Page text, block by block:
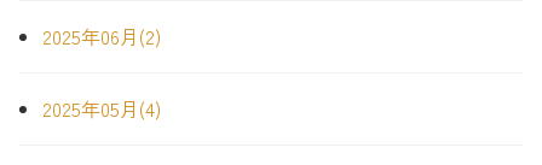
2025年06月(2)
2025年05月(4)